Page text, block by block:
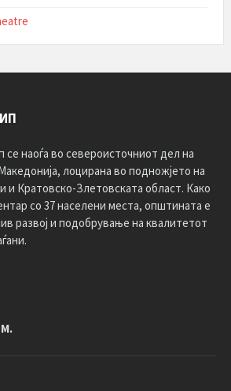
наоѓа во североисточниот дел на
лоцирана во подножјето на
и Кратовско-Злетовската област. Како
со 37 населени места, општината е
развој и подобрување на квалитетот
М.